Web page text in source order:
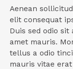
Aenean
elit consequat
Duis sed odio
amet mauris.
tellus a odio
mauris vitae